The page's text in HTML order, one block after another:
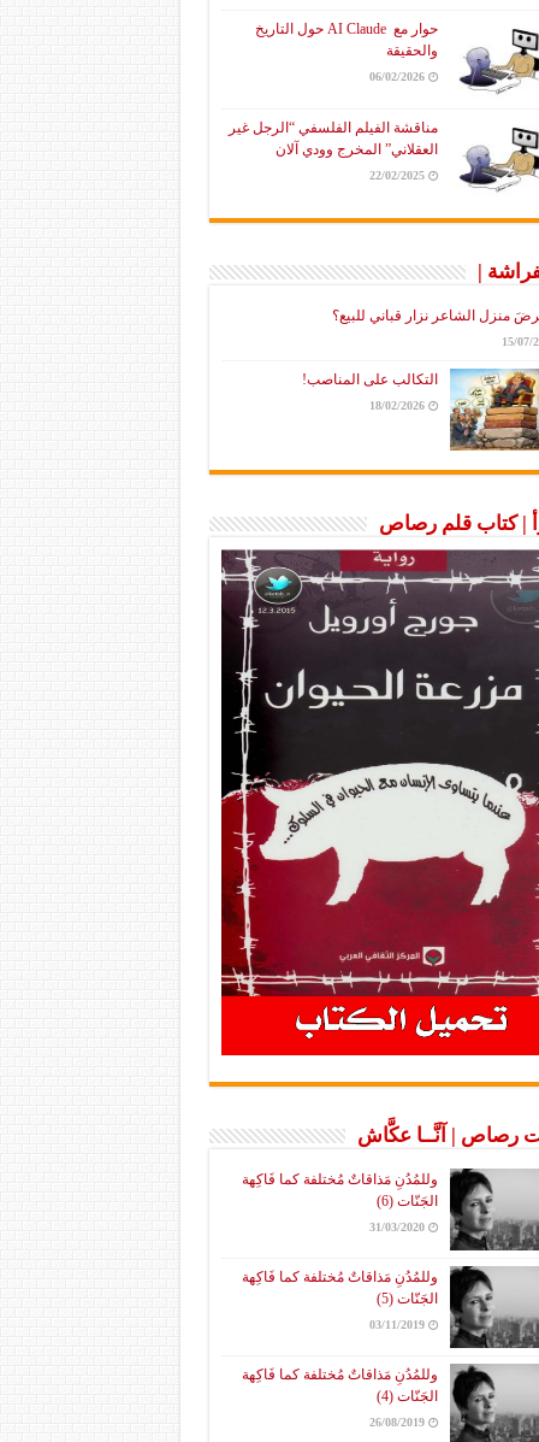
حوار مع AI Claude حول التاريخ
والحقيقة
06/02/2026
مناقشة الفيلم الفلسفي “الرجل غير
العقلاني” المخرج وودي آلان
22/02/2025
|
منزل الشاعر نزار قباني للبيع؟
15/07/
التكالب على المناصب!
18/02/2026
| كتاب قلم رصاص
رصاص | آنَّــا عكَّاش
وللمُدُنِ مَذاقاتٌ مُختلفة كما فَاكِهة
الجَنّات (6)
31/03/2020
وللمُدُنِ مَذاقاتٌ مُختلفة كما فَاكِهة
الجَنّات (5)
03/11/2019
وللمُدُنِ مَذاقاتٌ مُختلفة كما فَاكِهة
الجَنّات (4)
26/08/2019